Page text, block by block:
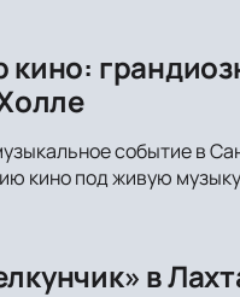
кино:
событие в
кино под живую
в